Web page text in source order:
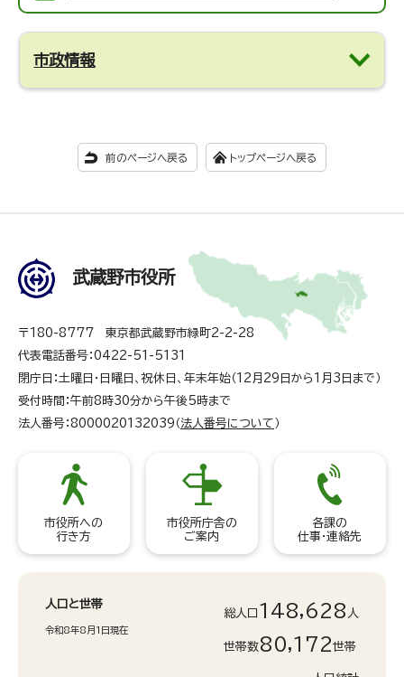
市政情報
前のページへ戻る トップページへ戻る
武蔵野市役所
〒180-8777 東京都武蔵野市緑町2-2-28
代表電話番号：0422-51-5131
閉庁日：土曜日・日曜日、祝休日、年末年始（12月29日から1月3日まで）
受付時間：午前8時30分から午後5時まで
法人番号：8000020132039（ 法人番号について ）
市役所への
行き方
市役所庁舎の
ご案内
各課の
仕事・連絡先
人口と世帯
令和8年8月1日現在
総人口 148,628 人
世帯数80,172世帯